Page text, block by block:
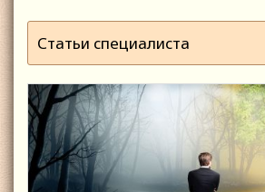
Статьи специалиста